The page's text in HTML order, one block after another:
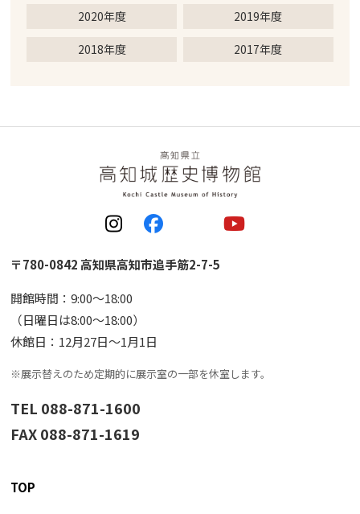
2020年度 2019年度
2018年度 2017年度
〒780-0842 高知県高知市追手筋2-7-5
開館時間：9:00〜18:00
（日曜日は8:00〜18:00）
休館日：12月27日〜1月1日
※展示替えのため定期的に展示室の一部を休室します。
TEL 088-871-1600
FAX 088-871-1619
TOP